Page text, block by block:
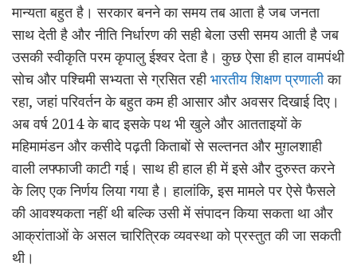
मान्यता बहुत है। सरकार बनने का समय तब आता है जब जनता
साथ देती है और नीति निर्धारण की सही बेला उसी समय आती है जब
उसकी स्वीकृति परम कृपालु ईश्वर देता है। कुछ ऐसा ही हाल वामपंथी
सोच और पश्चिमी सभ्यता से ग्रसित रहीभारतीय शिक्षण प्रणालीका
रहा, जहां परिवर्तन के बहुत कम ही आसार और अवसर दिखाई दिए।
अब वर्ष 2014 के बाद इसके पथ भी खुले और आतताइयों के
महिमामंडन और कसीदे पढ़ती किताबों से सल्तनत और मुग़लशाही
वाली लफ्फाजी काटी गई। साथ ही हाल ही में इसे और दुरुस्त करने
के लिए एक निर्णय लिया गया है। हालांकि, इस मामले पर ऐसे फैसले
की आवश्यकता नहीं थी बल्कि उसी में संपादन किया सकता था और
आक्रांताओं के असल चारित्रिक व्यवस्था को प्रस्तुत की जा सकती
थी।